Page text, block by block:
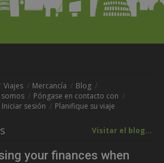
Viajes Mercancía
Blog
somos
Póngase en contacto con
Iniciar sesión Planifique su viaje
Visitar el blog...
your finances when